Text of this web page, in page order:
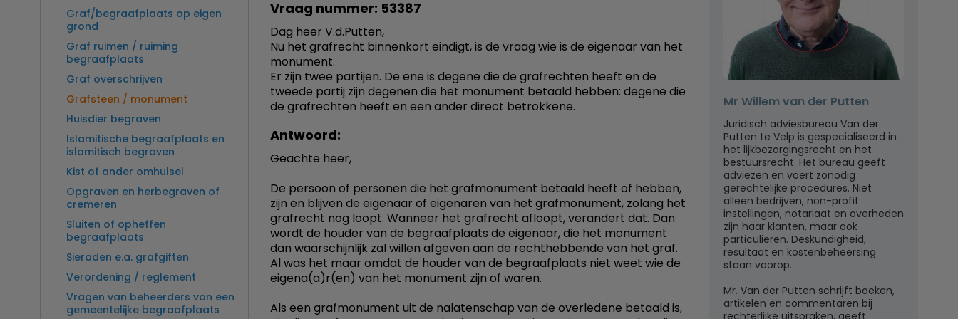
Graf/begraafplaats op eigen
grond
Graf ruimen / ruiming
begraafplaats
Graf overschrijven
Grafsteen / monument
Huisdier begraven
Islamitische begraafplaats en
islamitisch begraven
Kist of ander omhulsel
Opgraven en herbegraven of
cremeren
Sluiten of opheffen
begraafplaats
Sieraden e.a. grafgiften
Verordening / reglement
Vragen van beheerders van een
gemeentelijke begraafplaats
Vraag nummer: 53387
Dag heer V.d.Putten,
Nu het grafrecht binnenkort eindigt, is de vraag wie is de eigenaar van het
monument.
Er zijn twee partijen. De ene is degene die de grafrechten heeft en de
tweede partij zijn degenen die het monument betaald hebben: degene die
de grafrechten heeft en een ander direct betrokkene.
Antwoord:
Geachte heer,
De persoon of personen die het grafmonument betaald heeft of hebben,
zijn en blijven de eigenaar of eigenaren van het grafmonument, zolang het
grafrecht nog loopt. Wanneer het grafrecht afloopt, verandert dat. Dan
wordt de houder van de begraafplaats de eigenaar, die het monument
dan waarschijnlijk zal willen afgeven aan de rechthebbende van het graf.
Al was het maar omdat de houder van de begraafplaats niet weet wie de
eigena(a)r(en) van het monument zijn of waren.
Als een grafmonument uit de nalatenschap van de overledene betaald is,
Mr Willem van der Putten
Juridisch adviesbureau Van der
Putten te Velp is gespecialiseerd in
het lijkbezorgingsrecht en het
bestuursrecht. Het bureau geeft
adviezen en voert zonodig
gerechtelijke procedures. Niet
alleen bedrijven, non-profit
instellingen, notariaat en overheden
zijn haar klanten, maar ook
particulieren. Deskundigheid,
resultaat en kostenbeheersing
staan voorop.
Mr. Van der Putten schrijft boeken,
artikelen en commentaren bij